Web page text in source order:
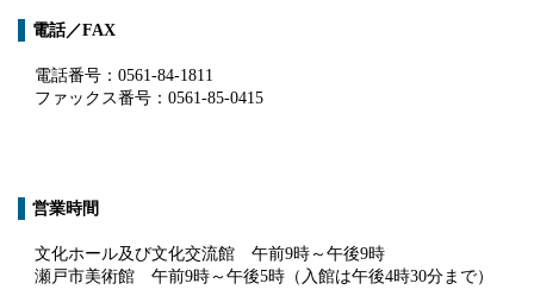
電話／FAX
電話番号： 0561-84-1811
ファックス番号： 0561-85-0415
営業時間
文化ホール及び文化交流館 午前9時～午後9時
瀬戸市美術館 午前9時～午後5時（入館は午後4時30分まで）